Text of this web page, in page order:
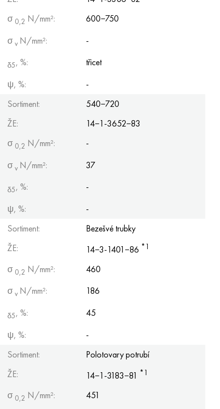
σ 0,2 N/mm²:
600−750
σ v N/mm²: -
δ5, %:
třicet
ψ, %:
-
Sortiment:
540−720
ŽE:
14−1-3652−83
σ 0,2 N/mm²:
-
σ v N/mm²: 37
δ5, %:
-
ψ, %:
-
Sortiment:
Bezešvé trubky
ŽE:
14−3-1401−86 *1
σ 0,2 N/mm²:
460
σ v N/mm²: 186
δ5, %:
45
ψ, %:
-
Sortiment:
Polotovary potrubí
ŽE:
14−1-3183−81 *1
σ 0,2 N/mm²:
451